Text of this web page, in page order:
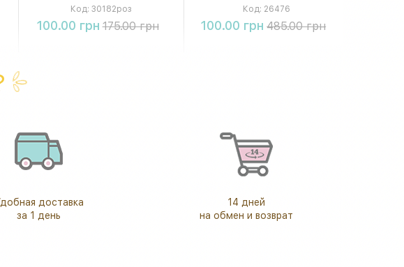
Код: 30182роз
100.00 грн 175.00 грн
Купить
Код: 26476
100.00 грн 485.00 грн
Купить
доставка
за 1 день
14 дней
на обмен и возврат